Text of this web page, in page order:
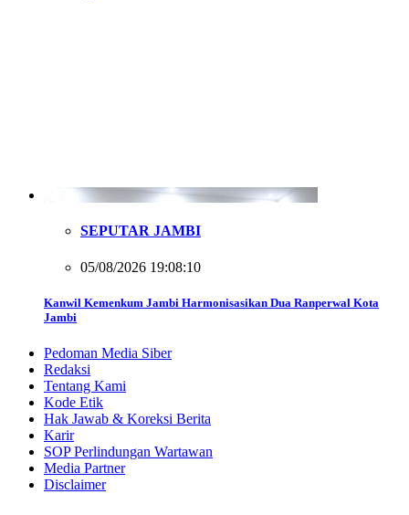
SEPUTAR JAMBI
05/08/2026 19:08:10
Kanwil Kemenkum Jambi Harmonisasikan Dua Ranperwal Kota
Jambi
Pedoman Media Siber
Redaksi
Tentang Kami
Kode Etik
Hak Jawab & Koreksi Berita
Karir
SOP Perlindungan Wartawan
Media Partner
Disclaimer